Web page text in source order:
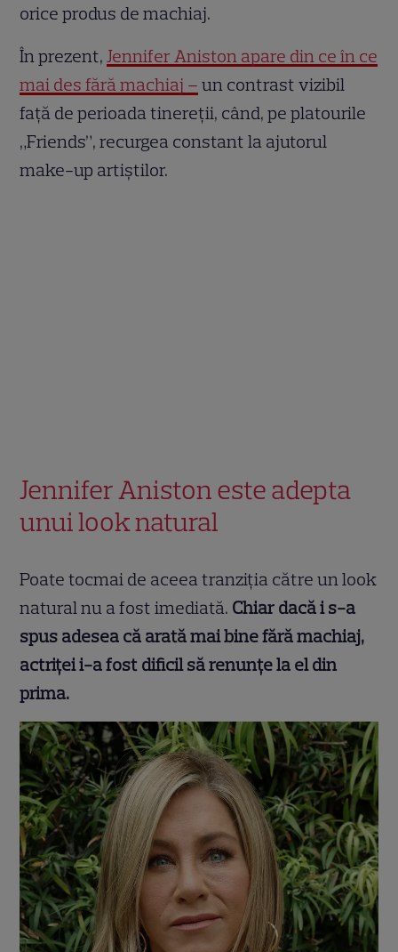
orice produs de machiaj.
În prezent,Jennifer Aniston apare din ce în ce
mai des fără machiaj – un contrast vizibil
față de perioada tinereții, când, pe platourile
„Friends”, recurgea constant la ajutorul
make-up artiștilor.
Jennifer Aniston este adepta
unui look natural
Poate tocmai de aceea tranziția către un look
natural nu a fost imediată. Chiar dacă i s-a
spus adesea că arată mai bine fără machiaj,
actriței i-a fost dificil să renunțe la el din
prima.